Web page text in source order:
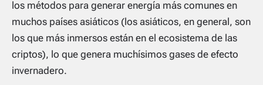
los métodos para generar energía más comunes en
muchos países asiáticos (los asiáticos, en general, son
los que más inmersos están en el ecosistema de las
criptos), lo que genera muchísimos gases de efecto
invernadero.